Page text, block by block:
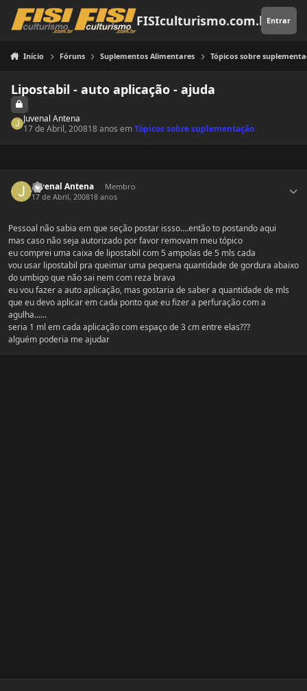
Pular para o conteúdo
FISIculturismo.com.brEntrar
Início Fóruns Suplementos Alimentares Tópicos sobre
Lipostabil - auto aplicação - ajuda
Juvenal Antena
17 de Abril, 200818 anos emTópicos sobre suplementação
Juvenal Antena
Membro
17 de Abril, 200818 anos
Pessoal não sabia em que seção postar issso....então to postando aqui
mas caso não seja autorizado por favor removam meu tópico
eu comprei uma caixa de lipostabil com 5 ampolas de 5 mls cada
vou usar lipostabil pra queimar uma pequena quantidade de gordura abaixo
do umbigo que não sai nem com reza brava
eu vou fazer a auto aplicação, mas gostaria de saber a quantidade de mls
que eu devo aplicar em cada ponto que eu fizer a perfuração com a
agulha......
seria 1 ml em cada aplicação com espaço de 3 cm entre elas???
alguém poderia me ajudar